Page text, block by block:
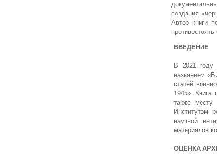
создания
Автор книги
ВВЕДЕНИЕ
В 2021 году
названием
статей
1945». Книга
также месту
Институтом
научной
материалов
ОЦЕНКА